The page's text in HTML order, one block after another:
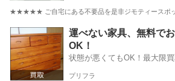
★★★★★ ご自宅にある不要品を是非ジモティースポッ
千葉 千葉市 その他 現地
運べない家具、無料で
OK！
状態が悪くてもOK！最大限
プリフラ